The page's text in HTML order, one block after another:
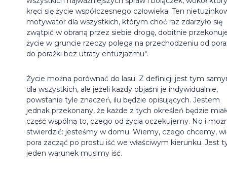
kręci się życie współczesnego człowieka. Ten
motywator dla wszystkich, którym choć raz zdarzyło się
zwątpić w obraną przez siebie drogę, dobitnie
życie w gruncie rzeczy polega na przechodzeniu od
do porażki bez utraty entuzjazmu".
Życie można porównać do lasu. Z definicji jest tym
dla wszystkich, ale jeżeli każdy objaśni je indywidualnie,
powstanie tyle znaczeń, ilu będzie opisujących. Jestem
jednak przekonany, że każde z tych określeń będzie
część wspólną to, czego od życia oczekujemy. No i
stwierdzić: jesteśmy w domu. Wiemy, czego chcemy,
pora zacząć po prostu iść we właściwym kierunku. Jest
jeden warunek musimy iść.